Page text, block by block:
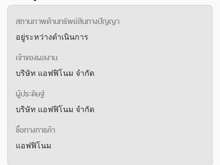
สถานภาพด้านทรัพย์สินทางปัญญา
อยู่ระหว่างดำเนินการ
เจ้าของผลงาน
บริษัท แอฟฟิโนม จํากัด
ผู้ประดิษฐ์
บริษัท แอฟฟิโนม จํากัด
ชื่อทางการค้า
แอฟฟิโนม